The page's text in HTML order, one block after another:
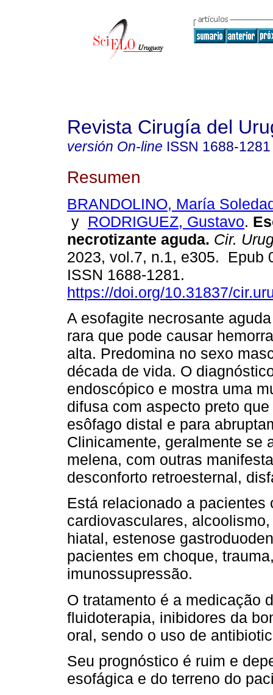
Revista Cirugía del
versión On-line ISSN 1688-1281
Resumen
BRANDOLINO, María
y RODRIGUEZ, Gustavo.
necrotizante aguda. Cir.
2023, vol.7, n.1, e305. Epub
ISSN 1688-1281.
https://doi.org/10.31837/
A esofagite necrosante
rara que pode causar
alta. Predomina no sexo
década de vida. O
endoscópico e mostra uma
difusa com aspecto preto
esôfago distal e para
Clinicamente, geralmente se
melena, com outras
desconforto retroesternal,
Está relacionado a
cardiovasculares,
hiatal, estenose
pacientes em choque,
imunossupressão.
O tratamento é a medicação
fluidoterapia, inibidores da
oral, sendo o uso de
Seu prognóstico é ruim e
esofágica e do terreno do